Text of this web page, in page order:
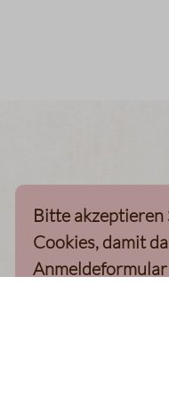
Bitte akzeptieren
Cookies, damit